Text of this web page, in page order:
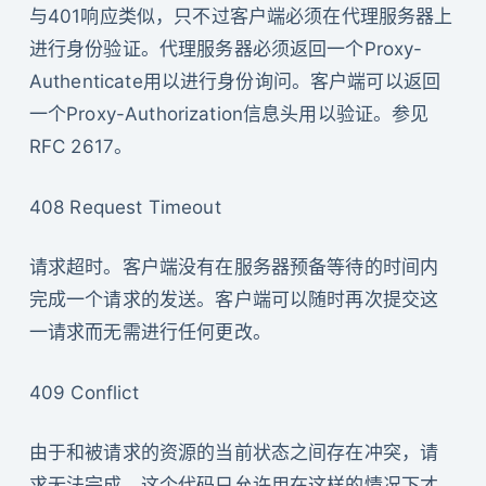
与401响应类似，只不过客户端必须在代理服务器上
进行身份验证。代理服务器必须返回一个Proxy-
Authenticate用以进行身份询问。客户端可以返回
一个Proxy-Authorization信息头用以验证。参见
RFC 2617。
408 Request Timeout
请求超时。客户端没有在服务器预备等待的时间内
完成一个请求的发送。客户端可以随时再次提交这
一请求而无需进行任何更改。
409 Conflict
由于和被请求的资源的当前状态之间存在冲突，请